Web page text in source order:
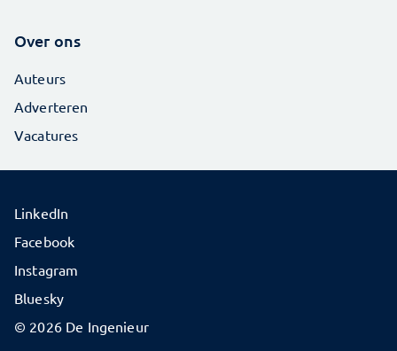
Over ons
Auteurs
Adverteren
Vacatures
© 2026 De Ingenieur
LinkedIn
Facebook
Instagram
Bluesky